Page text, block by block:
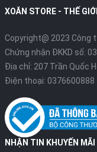
XOĂN STORE - THẾ
Copyright@ 2023 Công
Chứng nhận ĐKKD số:
Địa chỉ: 207 Trần Quốc
Điện thoại: 0376600888
NHẬN TIN KHUYẾN MÃI